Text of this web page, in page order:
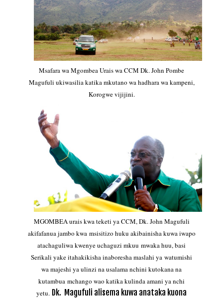
Msafara wa Mgombea Urais wa CCM Dk. John Pombe
Magufuli ukiwasilia katika mkutano wa hadhara wa kampeni,
Korogwe vijijini.
MGOMBEA urais kwa teketi ya CCM, Dk. John Magufuli
akifafanua jambo kwa msisitizo huku akibainisha kuwa iwapo
atachaguliwa kwenye uchaguzi mkuu mwaka huu, basi
Serikali yake itahakikisha inaboresha maslahi ya watumishi
wa majeshi ya ulinzi na usalama nchini kutokana na
kutambua mchango wao katika kulinda amani ya nchi
yetu. Dk. Magufuli alisema kuwa anataka kuona